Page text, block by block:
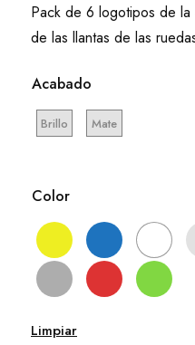
Pack de 6 logotipos de
de las llantas de las
Acabado
Brillo Mate
Color
Limpiar